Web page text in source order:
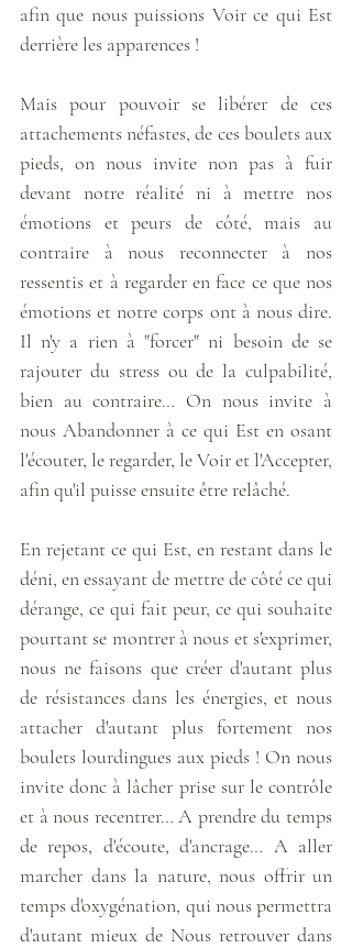
afin que nous puissions Voir ce qui Est
derrière les apparences !
Mais pour pouvoir se libérer de ces
attachements néfastes, de ces boulets aux
pieds, on nous invite non pas à fuir
devant notre réalité ni à mettre nos
émotions et peurs de côté, mais au
contraire à nous reconnecter à nos
ressentis et à regarder en face ce que nos
émotions et notre corps ont à nous dire.
Il n'y a rien à "forcer" ni besoin de se
rajouter du stress ou de la culpabilité,
bien au contraire… On nous invite à
nous Abandonner à ce qui Est en osant
l'écouter, le regarder, le Voir et l'Accepter,
afin qu'il puisse ensuite être relâché.
En rejetant ce qui Est, en restant dans le
déni, en essayant de mettre de côté ce qui
dérange, ce qui fait peur, ce qui souhaite
pourtant se montrer à nous et s'exprimer,
nous ne faisons que créer d'autant plus
de résistances dans les énergies, et nous
attacher d'autant plus fortement nos
boulets lourdingues aux pieds ! On nous
invite donc à lâcher prise sur le contrôle
et à nous recentrer… A prendre du temps
de repos, d'écoute, d'ancrage… A aller
marcher dans la nature, nous offrir un
temps d'oxygénation, qui nous permettra
d'autant mieux de Nous retrouver dans